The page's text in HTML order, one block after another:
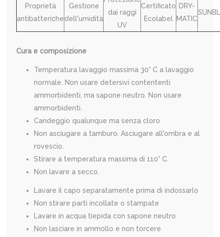
Proprietà
antibatteriche
Gestione
dell'umidità
dai raggi
UV
Certificato
Ecolabel
DRY-
MATIC
Cura e composizione
Temperatura lavaggio massima 30° C a lavaggio
normale. Non usare detersivi contententi
ammorbidenti, ma sapone neutro. Non usare
ammorbidenti.
Candeggio qualunque ma senza cloro
Non asciugare a tamburo. Asciugare all'ombra e al
rovescio.
Stirare a temperatura massima di 110° C.
Non lavare a secco.
Lavare il capo separatamente prima di indossarlo
Non stirare parti incollate o stampate
Lavare in acqua tiepida con sapone neutro
Non lasciare in ammollo e non torcere